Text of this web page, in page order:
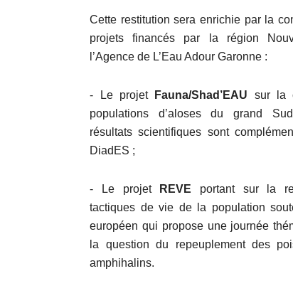
Cette restitution sera enrichie par la
projets financés par la région
l’Agence de L’Eau Adour Garonne :
- Le projet Fauna/Shad’EAU sur la
populations d’aloses du grand
résultats scientifiques sont
DiadES ;
- Le projet REVE portant sur la
tactiques de vie de la population
européen qui propose une journée
la question du repeuplement des
amphihalins.
Bordeaux (EABX Research Unit)